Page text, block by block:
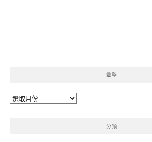
彙整
彙
分類